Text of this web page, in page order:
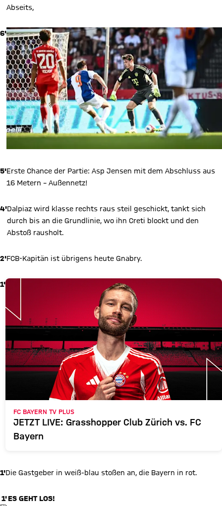
Abseits,
6'
5'Erste Chance der Partie: Asp Jensen mit dem Abschluss aus
16 Metern – Außennetz!
4'Dalpiaz wird klasse rechts raus steil geschickt, tankt sich
durch bis an die Grundlinie, wo ihn Creti blockt und den
Abstoß rausholt.
2'FCB-Kapitän ist übrigens heute Gnabry.
1'
FC BAYERN TV PLUS
JETZT LIVE: Grasshopper Club Zürich vs. FC
Bayern
1'Die Gastgeber in weiß-blau stoßen an, die Bayern in rot.
1' ES GEHT LOS!